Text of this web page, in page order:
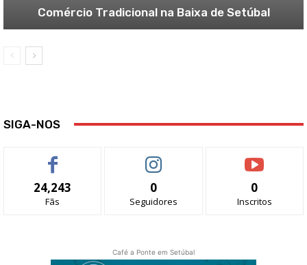
Comércio Tradicional na Baixa de Setúbal
SIGA-NOS
24,243
Fãs
0
Seguidores
0
Inscritos
Café a Ponte em Setúbal